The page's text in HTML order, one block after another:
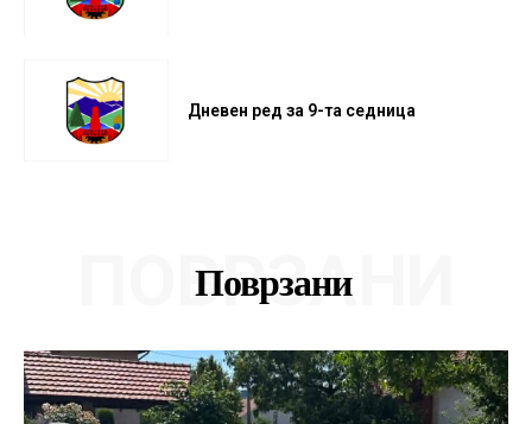
Дневен ред за 9-та седница
Поврзани
ПОВРЗАНИ